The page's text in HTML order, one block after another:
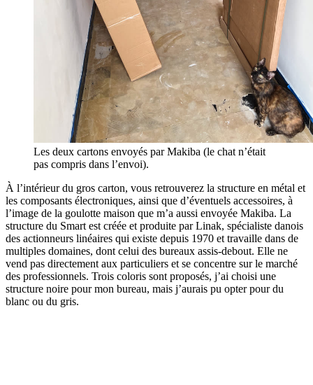
Les deux cartons envoyés par Makiba (le chat n’était
pas compris dans l’envoi).
À l’intérieur du gros carton, vous retrouverez la structure en métal et
les composants électroniques, ainsi que d’éventuels accessoires, à
l’image de la goulotte maison que m’a aussi envoyée Makiba. La
structure du Smart est créée et produite par Linak, spécialiste danois
des actionneurs linéaires qui existe depuis 1970 et travaille dans de
multiples domaines, dont celui des bureaux assis-debout. Elle ne
vend pas directement aux particuliers et se concentre sur le marché
des professionnels. Trois coloris sont proposés, j’ai choisi une
structure noire pour mon bureau, mais j’aurais pu opter pour du
blanc ou du gris.